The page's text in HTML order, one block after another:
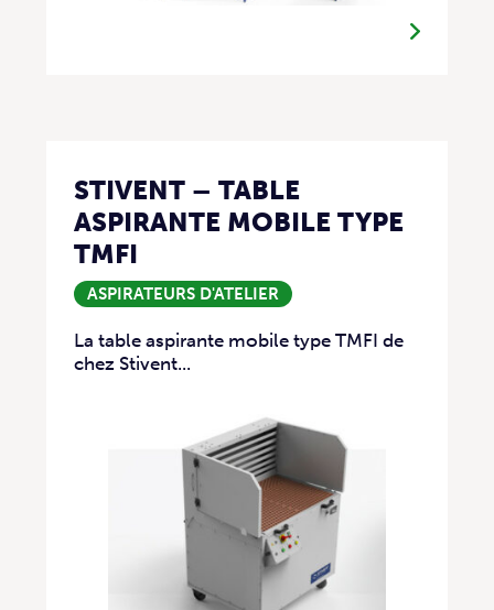
STIVENT – TABLE
ASPIRANTE MOBILE TYPE
TMFI
ASPIRATEURS D'ATELIER
La table aspirante mobile type TMFI de
chez Stivent...